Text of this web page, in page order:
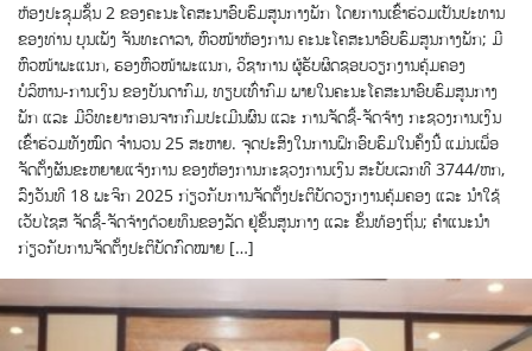
ຫ້ອງປະຊຸມຊັ້ນ 2 ຂອງຄະນະໂຄສະນາອົບຮົມສູນກາງພັກ ໂດຍການເຂົ້າຮ່ວມເປັນປະທານ
ຂອງທ່ານ ບຸນເພັງ ຈັນທະດາລາ, ຫົວໜ້າຫ້ອງການ ຄະນະໂຄສະນາອົບຮົມສູນກາງພັກ; ມີ
ຫົວໜ້າພະແນກ, ຮອງຫົວໜ້າພະແນກ, ວິຊາການ ຜູ້ຮັບຜິດຊອບວຽກງານຄຸ້ມຄອງ
ບໍລິຫານ-ການເງິນ ຂອງບັນດາກົມ, ທຽບເທົ່າກົມ ພາຍໃນຄະນະໂຄສະນາອົບຮົມສູນກາງ
ພັກ ແລະ ມີວິທະຍາກອນຈາກກົມປະເມີນຜົນ ແລະ ການຈັດຊື້-ຈັດຈ້າງ ກະຊວງການເງິນ
ເຂົ້າຮ່ວມທັງໝົດ ຈໍານວນ 25 ສະຫາຍ. ຈຸດປະສົງໃນການຝຶກອົບຮົມໃນຄັ້ງນີ້ ແມ່ນເພື່ອ
ຈັດຕັ້ງຜັນຂະຫຍາຍແຈ້ງການ ຂອງຫ້ອງການກະຊວງການເງິນ ສະບັບເລກທີ 3744/ຫກ,
ລົງວັນທີ 18 ພະຈິກ 2025 ກ່ຽວກັບການຈັດຕັ້ງປະຕິບັດວຽກງານຄຸ້ມຄອງ ແລະ ນໍາໃຊ້
ເວັບໄຊສ ຈັດຊື້-ຈັດຈ້າງດ້ວຍທຶນຂອງລັດ ຢູ່ຂັ້ນສູນກາງ ແລະ ຂັ້ນທ້ອງຖິ່ນ; ຄໍາແນະນໍາ
ກ່ຽວກັບການຈັດຕັ້ງປະຕິບັດກົດໝາຍ […]